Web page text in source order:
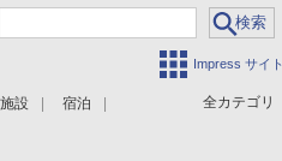
Impress サイト
全カテゴリ
設 宿泊